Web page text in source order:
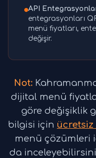
API
entegrasyonları
menü fiyatları,
değişir.
Not:
dijital menü
göre değişiklik
bilgisi için ücretsiz
menü çözümleri
da